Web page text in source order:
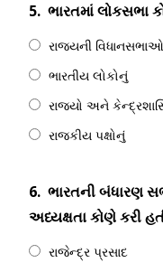
5. ભારતમાં લોકસભા
રાજ્યની
ભારતીય લોકોનું
રાજ્યો અને
રાજકીય પક્ષોનું
6. ભારતની બંધારણ
અધ્યક્ષતા કોણે કરી
રાજેન્દ્ર પ્રસાદ